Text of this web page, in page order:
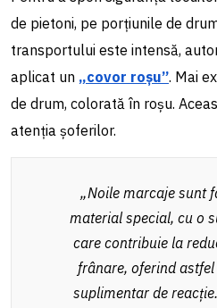
de pietoni, pe porțiunile de
transportului este intensă,
aplicat un „covor roșu”. Mai
de drum, colorată în roșu.
atenția șoferilor.
„Noile marcaje sunt
material special, cu o
care contribuie la
frânare, oferind
suplimentar de